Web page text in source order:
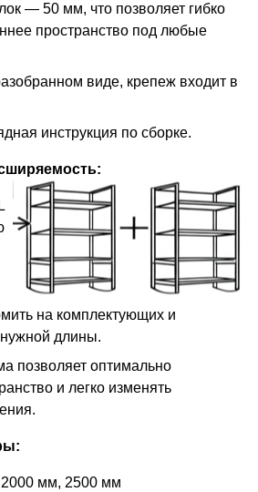
— 50 мм, что позволяет гибко
пространство под любые
виде, крепеж входит в
инструкция по сборке.
на комплектующих и
длины.
позволяет оптимально
и легко изменять
мм, 2500 мм